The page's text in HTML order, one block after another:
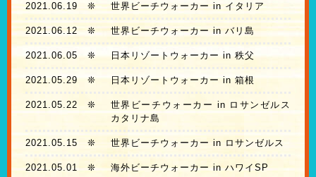
2021.06.19 ❊ 世界ビーチウォーカー in イタリア
2021.06.12❊ 世界ビーチウォーカー in バリ島
2021.06.05 ❊ 日本リゾートウォーカー in 秩父
2021.05.29 ❊ 日本リゾートウォーカー in 箱根
2021.05.22 ❊
世界ビーチウォーカー in ロサンゼルス
カタリナ島
2021.05.15 ❊ 世界ビーチウォーカー in ロサンゼルス
2021.05.01❊ 海外ビーチウォーカー in ハワイSP